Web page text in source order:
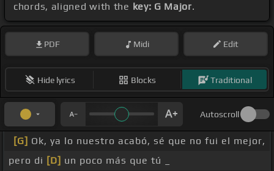
chords, aligned with the key: G Major.
PDF Midi Edit
Hide lyrics Blocks Traditional
Autoscroll
[G] Ok, ya lo nuestro acabó, sé que no fui el mejor,
pero di [D] un poco más que tú _